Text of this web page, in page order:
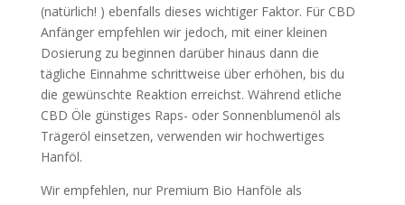
(natürlich! ) ebenfalls dieses wichtiger Faktor. Für CBD
Anfänger empfehlen wir jedoch, mit einer kleinen
Dosierung zu beginnen darüber hinaus dann die
tägliche Einnahme schrittweise über erhöhen, bis du
die gewünschte Reaktion erreichst. Während etliche
CBD Öle günstiges Raps- oder Sonnenblumenöl als
Trägeröl einsetzen, verwenden wir hochwertiges
Hanföl.
Wir empfehlen, nur Premium Bio Hanföle als